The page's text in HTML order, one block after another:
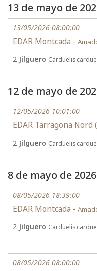
13 de mayo de
13/05/2026 08:00:00
EDAR Montcada -
2 Jilguero Carduelis
12 de mayo de
12/05/2026 10:01:00
EDAR Tarragona Nord
2 Jilguero Carduelis
8 de mayo de 2026
08/05/2026 18:39:00
EDAR Montcada -
2 Jilguero Carduelis
08/05/2026 08:00:00